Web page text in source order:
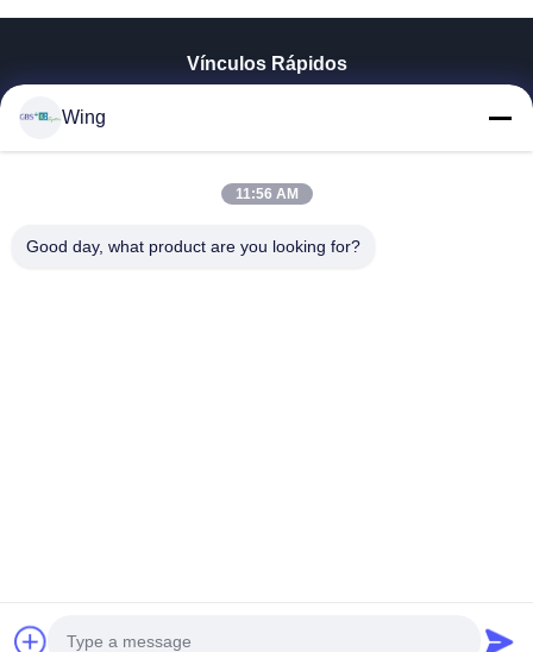
Vínculos Rápidos
Espectáculo VR
Recorrido Por La Fábrica
© 2026 Zhejiang GBS Energy Co., Ltd.. All Rights Reserved.
Wing
11:56 AM
Good day, what product are you looking for?